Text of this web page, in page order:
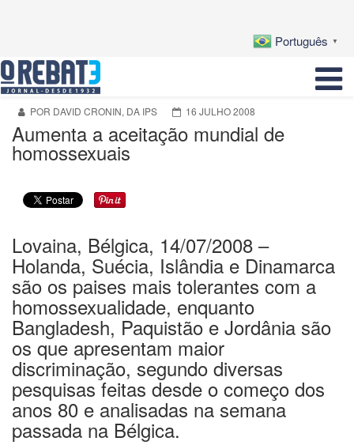
Português ▼
POR DAVID CRONIN, DA IPS 16 JULHO 2008
Aumenta a aceitação mundial de
homossexuais
Lovaina, Bélgica, 14/07/2008 –
Holanda, Suécia, Islândia e Dinamarca
são os paises mais tolerantes com a
homossexualidade, enquanto
Bangladesh, Paquistão e Jordânia são
os que apresentam maior
discriminação, segundo diversas
pesquisas feitas desde o começo dos
anos 80 e analisadas na semana
passada na Bélgica.